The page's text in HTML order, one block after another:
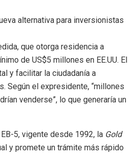
alternativa para inversionistas
que otorga residencia a
de US$5 millones en EE.UU. El
y facilitar la ciudadanía a
Según el expresidente, “millones
venderse”, lo que generaría un
5, vigente desde 1992, la Gold
y promete un trámite más rápido